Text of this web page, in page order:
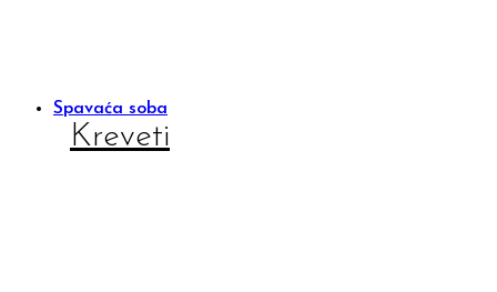
Spavaća soba
Kreveti